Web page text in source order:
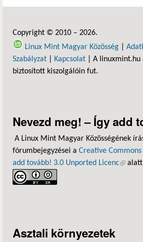
Copyright © 2010 – 2026.
Linux Mint Magyar Közösség
Szabályzat
Kapcsolat | A linuxmint.hu
biztosított kiszolgálóin fut.
Nevezd meg! – Így add
A Linux Mint Magyar Közösségének
fórumbejegyzései a Creative
add tovább! 3.0 Unported Licenc(külső
alatt
Asztali környezetek